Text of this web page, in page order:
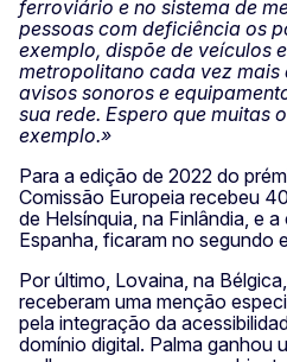
ferroviário e no sistema de
pessoas com deficiência os
exemplo, dispõe de veículos
metropolitano cada vez mais
avisos sonoros e
sua rede. Espero que muitas
exemplo.»
Para a edição de 2022 do
Comissão Europeia recebeu
de Helsínquia, na Finlândia, e
Espanha, ficaram no segundo
Por último, Lovaina, na
receberam uma menção
pela integração da
domínio digital. Palma ganhou